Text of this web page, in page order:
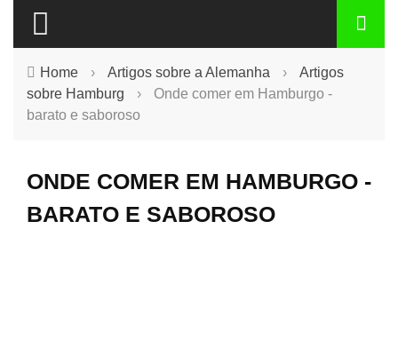
Home › Artigos sobre a Alemanha ›
Artigos
sobre Hamburg
›
Onde comer em Hamburgo -
barato e saboroso
ONDE COMER EM HAMBURGO -
BARATO E SABOROSO